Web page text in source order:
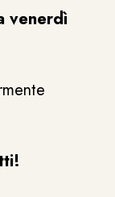
venerdì